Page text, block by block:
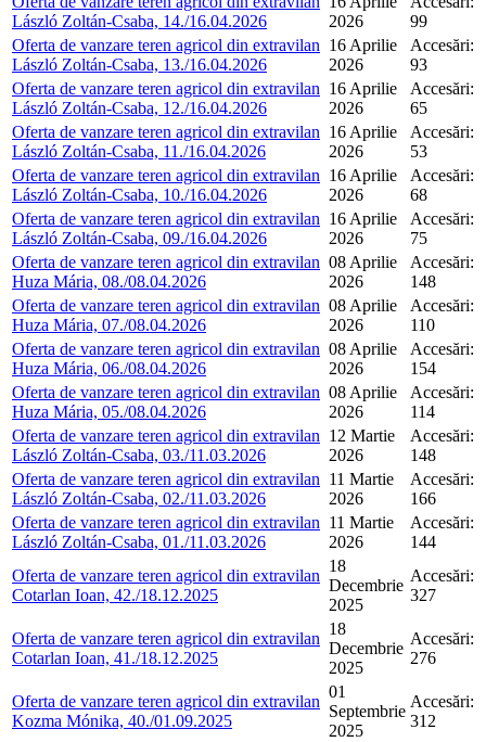
László Zoltán-Csaba, 14./16.04.2026
2026
99
Oferta de vanzare teren agricol din extravilan
László Zoltán-Csaba, 13./16.04.2026
16 Aprilie
2026
Accesări:
93
Oferta de vanzare teren agricol din extravilan
László Zoltán-Csaba, 12./16.04.2026
16 Aprilie
2026
Accesări:
65
Oferta de vanzare teren agricol din extravilan
László Zoltán-Csaba, 11./16.04.2026
16 Aprilie
2026
Accesări:
53
Oferta de vanzare teren agricol din extravilan
László Zoltán-Csaba, 10./16.04.2026
16 Aprilie
2026
Accesări:
68
Oferta de vanzare teren agricol din extravilan
László Zoltán-Csaba, 09./16.04.2026
16 Aprilie
2026
Accesări:
75
Oferta de vanzare teren agricol din extravilan
Huza Mária, 08./08.04.2026
08 Aprilie
2026
Accesări:
148
Oferta de vanzare teren agricol din extravilan
Huza Mária, 07./08.04.2026
08 Aprilie
2026
Accesări:
110
Oferta de vanzare teren agricol din extravilan
Huza Mária, 06./08.04.2026
08 Aprilie
2026
Accesări:
154
Oferta de vanzare teren agricol din extravilan
Huza Mária, 05./08.04.2026
08 Aprilie
2026
Accesări:
114
Oferta de vanzare teren agricol din extravilan
László Zoltán-Csaba, 03./11.03.2026
12 Martie
2026
Accesări:
148
Oferta de vanzare teren agricol din extravilan
László Zoltán-Csaba, 02./11.03.2026
11 Martie
2026
Accesări:
166
Oferta de vanzare teren agricol din extravilan
László Zoltán-Csaba, 01./11.03.2026
11 Martie
2026
Accesări:
144
Oferta de vanzare teren agricol din extravilan
Cotarlan Ioan, 42./18.12.2025
18
Decembrie
2025
Accesări:
327
Oferta de vanzare teren agricol din extravilan
Cotarlan Ioan, 41./18.12.2025
18
Decembrie
2025
Accesări:
276
Oferta de vanzare teren agricol din extravilan
Kozma Mónika, 40./01.09.2025
01
Septembrie
2025
Accesări:
312